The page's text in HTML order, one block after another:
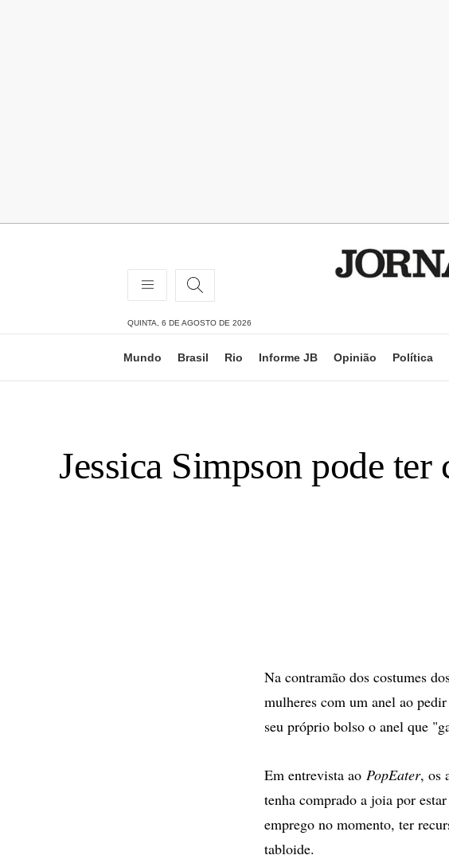
QUINTA, 6 DE AGOSTO DE 2026
Mundo Brasil Rio Informe JB Opinião Política
Jessica Simpson pode
Na contramão dos costumes
mulheres com um anel ao
seu próprio bolso o anel que
Em entrevista ao PopEater, os
tenha comprado a joia por
emprego no momento, ter
tabloide.